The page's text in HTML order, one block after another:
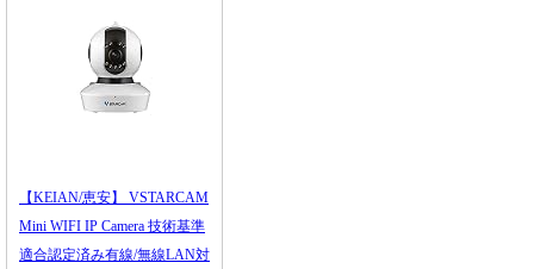
【KEIAN/恵安】 VSTARCAM
Mini WIFI IP Camera 技術基準
適合認定済み有線/無線LAN対